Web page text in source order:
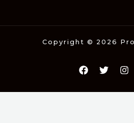
Copyright © 2026